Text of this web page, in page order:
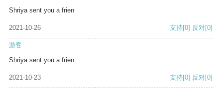
Shriya sent you a frien
2021-10-26 支持[0] 反对[0]
游客
Shriya sent you a frien
2021-10-23 支持[0] 反对[0]